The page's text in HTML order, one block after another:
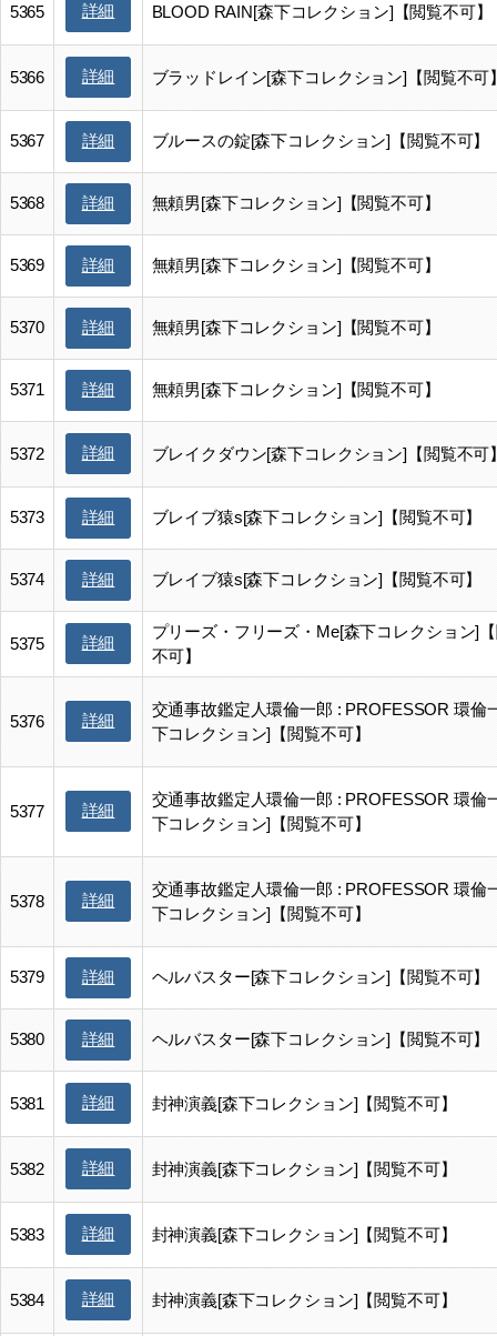
5365 詳細 BLOOD RAIN[森下コレクション]【閲覧不可】
5366 詳細 ブラッドレイン[森下コレクション]【閲覧不可
5367 詳細 ブルースの錠[森下コレクション]【閲覧不可】
5368 詳細 無頼男[森下コレクション]【閲覧不可】
5369 詳細 無頼男[森下コレクション]【閲覧不可】
5370 詳細 無頼男[森下コレクション]【閲覧不可】
5371 詳細 無頼男[森下コレクション]【閲覧不可】
5372 詳細 ブレイクダウン[森下コレクション]【閲覧不可
5373 詳細 ブレイブ猿s[森下コレクション]【閲覧不可】
5374 詳細 ブレイブ猿s[森下コレクション]【閲覧不可】
5375 詳細
プリーズ・フリーズ・Me[森下コレクション]
不可】
5376 詳細
交通事故鑑定人環倫一郎 : PROFESSOR 環倫
下コレクション]【閲覧不可】
5377 詳細
交通事故鑑定人環倫一郎 : PROFESSOR 環倫
下コレクション]【閲覧不可】
5378 詳細
交通事故鑑定人環倫一郎 : PROFESSOR 環倫
下コレクション]【閲覧不可】
5379 詳細 ヘルバスター[森下コレクション]【閲覧不可】
5380 詳細 ヘルバスター[森下コレクション]【閲覧不可】
5381 詳細 封神演義[森下コレクション]【閲覧不可】
5382 詳細 封神演義[森下コレクション]【閲覧不可】
5383 詳細 封神演義[森下コレクション]【閲覧不可】
5384 詳細 封神演義[森下コレクション]【閲覧不可】